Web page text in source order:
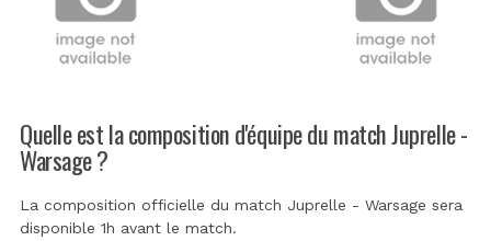
Quelle est la composition d'équipe du match Juprelle -
Warsage ?
La composition officielle du match Juprelle - Warsage sera
disponible 1h avant le match.